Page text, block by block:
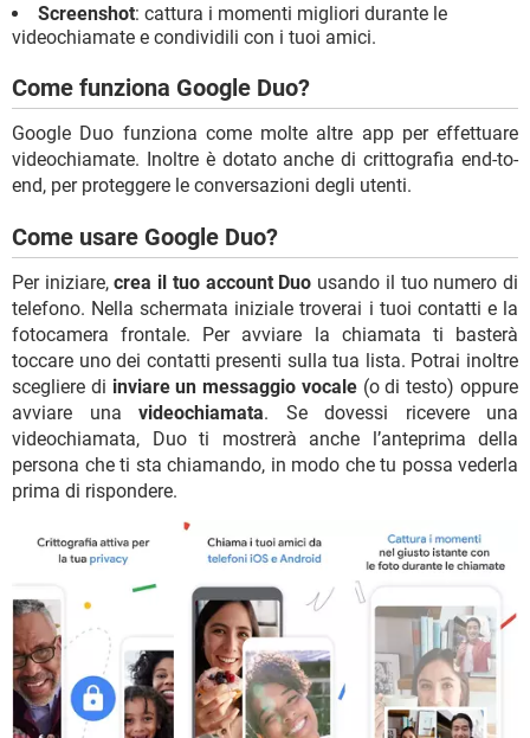
Screenshot: cattura i momenti migliori durante le
videochiamate e condividili con i tuoi amici.
Come funziona Google Duo?
Google Duo funziona come molte altre app per effettuare
videochiamate. Inoltre è dotato anche di crittografia end-to-
end, per proteggere le conversazioni degli utenti.
Come usare Google Duo?
Per iniziare,crea il tuo account Duo usando il tuo numero di
telefono. Nella schermata iniziale troverai i tuoi contatti e la
fotocamera frontale. Per avviare la chiamata ti basterà
toccare uno dei contatti presenti sulla tua lista. Potrai inoltre
scegliere di inviare un messaggio vocale(o di testo) oppure
avviare una videochiamata. Se dovessi ricevere una
videochiamata, Duo ti mostrerà anche l’anteprima della
persona che ti sta chiamando, in modo che tu possa vederla
prima di rispondere.